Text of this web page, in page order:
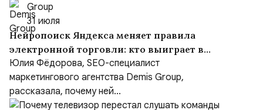
Group
31 июля
Нейропоиск Яндекса меняет правила
электронной торговли: кто выиграет в
борьбе за покупателя
Юлия Фёдорова, SEO-специалист
маркетингового агентства Demis Group,
рассказала, почему ней...